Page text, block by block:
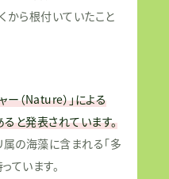
から根付いていたこと
（Nature）」による
と発表されています。
属の海藻に含まれる「多
ています。